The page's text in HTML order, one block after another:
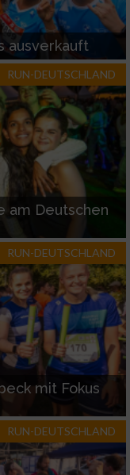
ausverkauft
RUN-DEUTSCHLAND
am Deutschen
RUN-DEUTSCHLAND
mit Fokus
RUN-DEUTSCHLAND